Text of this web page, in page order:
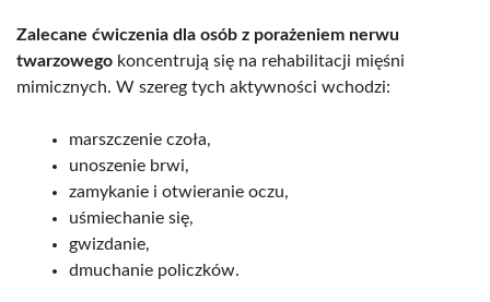
Zalecane ćwiczenia dla osób z porażeniem nerwu
twarzowego koncentrują się na rehabilitacji mięśni
mimicznych. W szereg tych aktywności wchodzi:
marszczenie czoła,
unoszenie brwi,
zamykanie i otwieranie oczu,
uśmiechanie się,
gwizdanie,
dmuchanie policzków.